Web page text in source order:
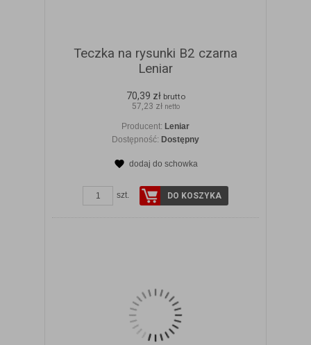
Teczka na rysunki B2 czarna
Leniar
70,39 zł brutto
57,23 zł netto
Producent: Leniar
Dostępność: Dostępny
dodaj do schowka
szt. DO KOSZYKA